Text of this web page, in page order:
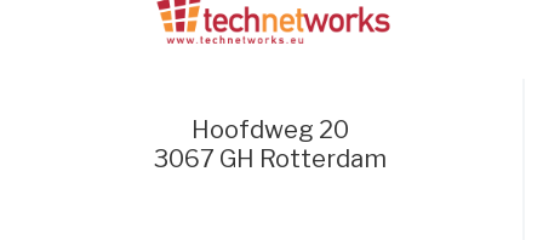
Hoofdweg 20
3067 GH Rotterdam